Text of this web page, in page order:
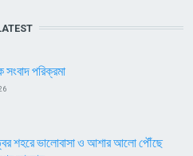
সংবাদ পরিক্রমা
শহরে ভালোবাসা ও আশার আলো পৌঁছে